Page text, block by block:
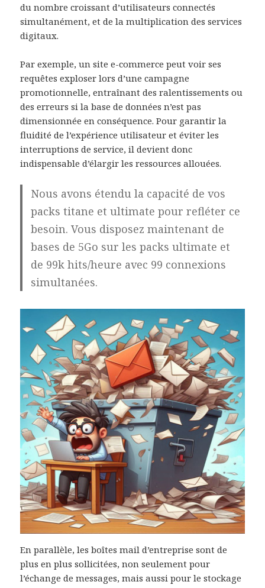
du nombre croissant d’utilisateurs connectés
simultanément, et de la multiplication des services
digitaux.
Par exemple, un site e-commerce peut voir ses
requêtes exploser lors d’une campagne
promotionnelle, entraînant des ralentissements ou
des erreurs si la base de données n’est pas
dimensionnée en conséquence. Pour garantir la
fluidité de l’expérience utilisateur et éviter les
interruptions de service, il devient donc
indispensable d’élargir les ressources allouées.
Nous avons étendu la capacité de vos
packs titane et ultimate pour refléter ce
besoin. Vous disposez maintenant de
bases de 5Go sur les packs ultimate et
de 99k hits/heure avec 99 connexions
simultanées.
En parallèle, les boîtes mail d’entreprise sont de
plus en plus sollicitées, non seulement pour
l’échange de messages, mais aussi pour le stockage